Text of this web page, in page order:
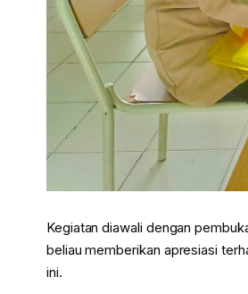
Kegiatan diawali dengan
beliau memberikan apresiasi
ini.